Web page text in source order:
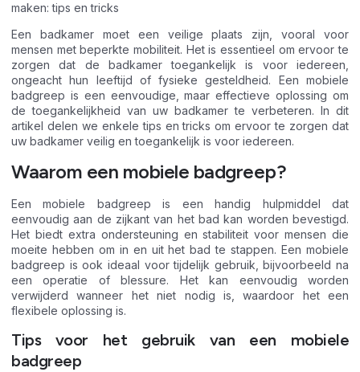
maken: tips en tricks
Een badkamer moet een veilige plaats zijn, vooral voor
mensen met beperkte mobiliteit. Het is essentieel om ervoor te
zorgen dat de badkamer toegankelijk is voor iedereen,
ongeacht hun leeftijd of fysieke gesteldheid. Een mobiele
badgreep is een eenvoudige, maar effectieve oplossing om
de toegankelijkheid van uw badkamer te verbeteren. In dit
artikel delen we enkele tips en tricks om ervoor te zorgen dat
uw badkamer veilig en toegankelijk is voor iedereen.
Waarom een mobiele badgreep?
Een mobiele badgreep is een handig hulpmiddel dat
eenvoudig aan de zijkant van het bad kan worden bevestigd.
Het biedt extra ondersteuning en stabiliteit voor mensen die
moeite hebben om in en uit het bad te stappen. Een mobiele
badgreep is ook ideaal voor tijdelijk gebruik, bijvoorbeeld na
een operatie of blessure. Het kan eenvoudig worden
verwijderd wanneer het niet nodig is, waardoor het een
flexibele oplossing is.
Tips voor het gebruik van een mobiele
badgreep